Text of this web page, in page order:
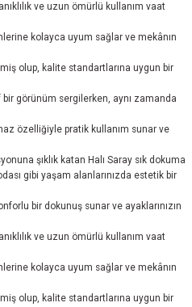
ve uzun ömürlü kullanım vaat
kolayca uyum sağlar ve mekânın
olup, kalite standartlarına uygun bir
görünüm sergilerken, aynı zamanda
özelliğiyle pratik kullanım sunar ve
şıklık katan Halı Saray sık dokuma
gibi yaşam alanlarınızda estetik bir
bir dokunuş sunar ve ayaklarınızın
ve uzun ömürlü kullanım vaat
kolayca uyum sağlar ve mekânın
olup, kalite standartlarına uygun bir